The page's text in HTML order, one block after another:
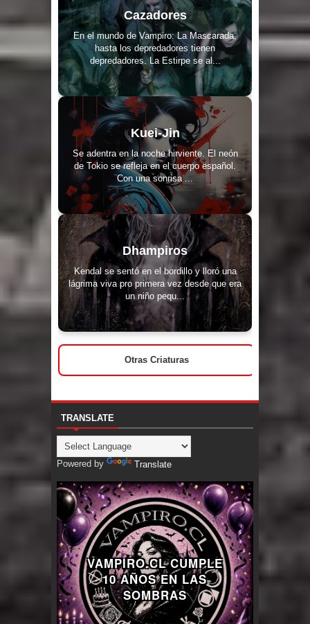
Cazadores
En el mundo de Vampiro: La Mascarada,
hasta los depredadores tienen
depredadores. La Estirpe se al...
Kuei-Jin
Se adentra en la noche hirviente. El neón
de Tokio se refleja en el cuerpo español.
Con una sonrisa ...
Dhampiros
Kendal se sentó en el bordillo y lloró una
lágrima viva pro primera vez desde que era
un niño pequ...
Otras Criaturas
TRANSLATE
Powered by Translate
VAMPIRO.CL CUMPLE
10 AÑOS EN LAS
SOMBRAS